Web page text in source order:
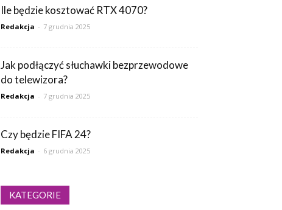
Ile będzie kosztować RTX 4070?
Redakcja - 7 grudnia 2025
Jak podłączyć słuchawki bezprzewodowe
do telewizora?
Redakcja - 7 grudnia 2025
Czy będzie FIFA 24?
Redakcja - 6 grudnia 2025
KATEGORIE